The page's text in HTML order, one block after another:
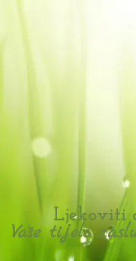
Ljekoviti
Vaše tijelo